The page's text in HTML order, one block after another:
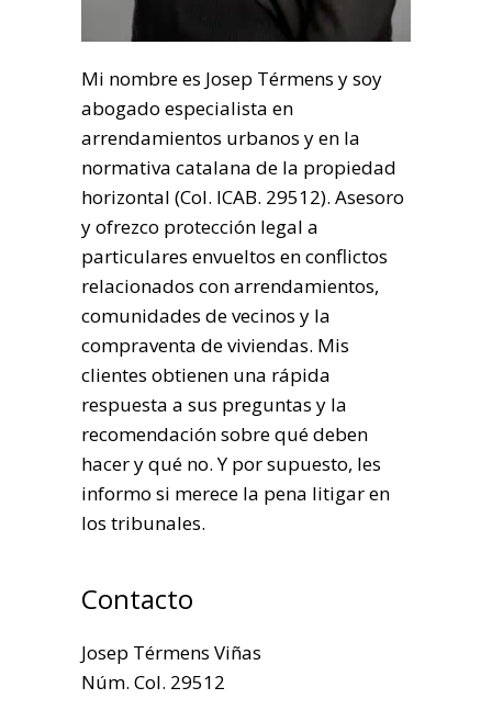
Mi nombre es Josep Térmens y soy
abogado especialista en
arrendamientos urbanos y en la
normativa catalana de la propiedad
horizontal (Col. ICAB. 29512). Asesoro
y ofrezco protección legal a
particulares envueltos en conflictos
relacionados con arrendamientos,
comunidades de vecinos y la
compraventa de viviendas. Mis
clientes obtienen una rápida
respuesta a sus preguntas y la
recomendación sobre qué deben
hacer y qué no. Y por supuesto, les
informo si merece la pena litigar en
los tribunales.
Contacto
Josep Térmens Viñas
Núm. Col. 29512